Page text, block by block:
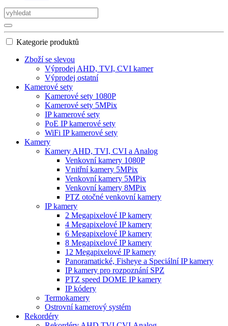
Kategorie produktů
Zboží se slevou
Výprodej AHD, TVI, CVI kamer
Výprodej ostatní
Kamerové sety
Kamerové sety 1080P
Kamerové sety 5MPix
IP kamerové sety
PoE IP kamerové sety
WiFi IP kamerové sety
Kamery
Kamery AHD, TVI, CVI a Analog
Venkovní kamery 1080P
Vnitřní kamery 5MPix
Venkovní kamery 5MPix
Venkovní kamery 8MPix
PTZ otočné venkovní kamery
IP kamery
2 Megapixelové IP kamery
4 Megapixelové IP kamery
6 Megapixelové IP kamery
8 Megapixelové IP kamery
12 Megapixelové IP kamery
Panoramatické, Fisheye a Speciální IP kamery
IP kamery pro rozpoznání SPZ
PTZ speed DOME IP kamery
IP kódery
Termokamery
Ostrovní kamerový systém
Rekordéry